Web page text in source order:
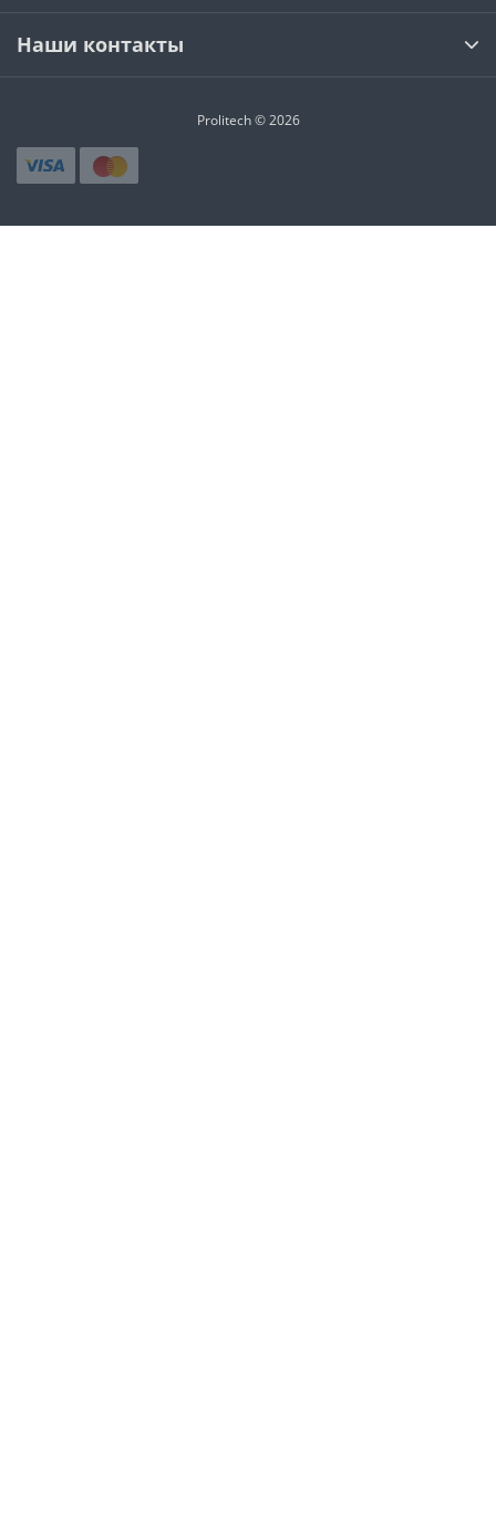
Наши контакты
Prolitech © 2026